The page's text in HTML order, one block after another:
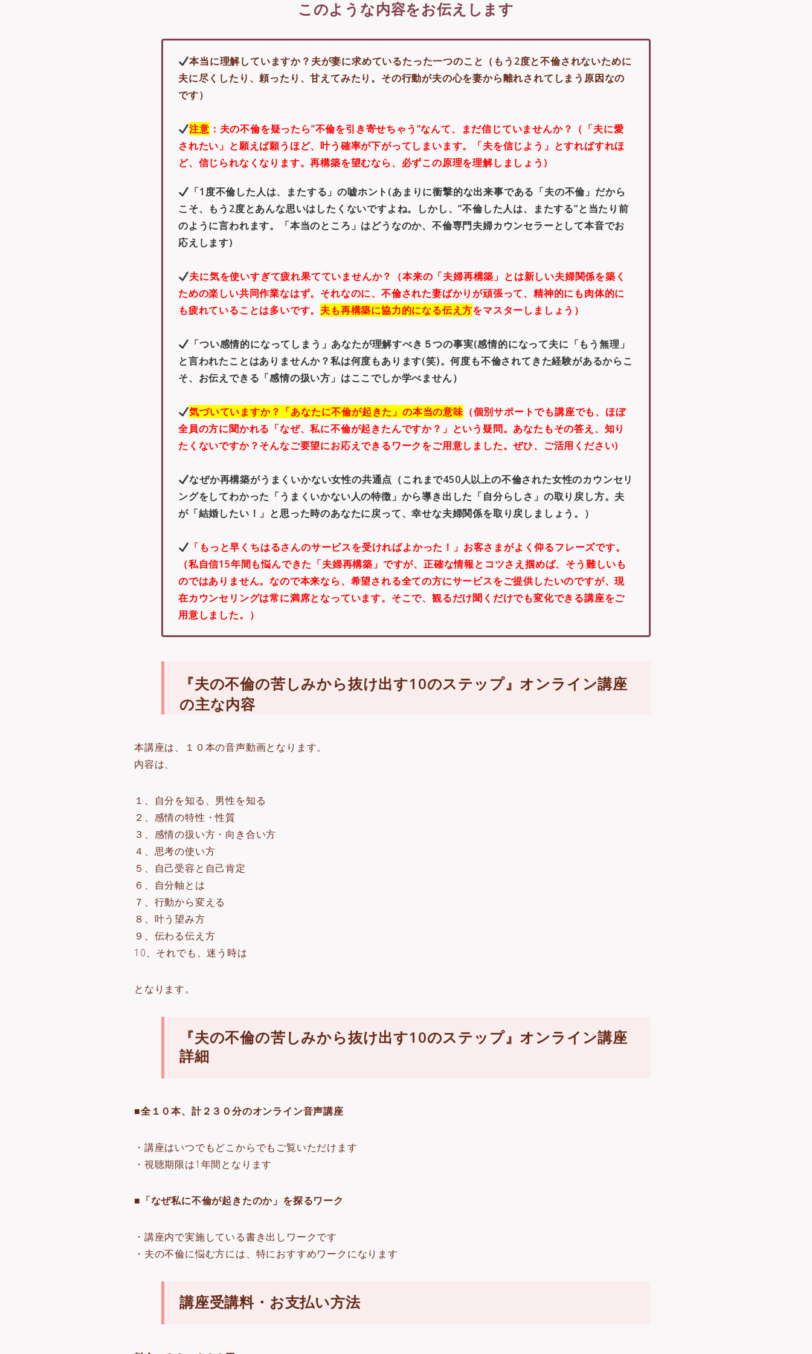
このような内容をお伝えします
本当に理解していますか？夫が妻に求めているたった一つのこと（もう2度と不倫されないために
夫に尽くしたり、頼ったり、甘えてみたり。その行動が夫の心を妻から離れされてしまう原因なの
です）
注意 ：夫の不倫を疑ったら”不倫を引き寄せちゃう”なんて、まだ信じていませんか？（「夫に愛
されたい」と願えば願うほど、叶う確率が下がってしまいます。「夫を信じよう」とすればすれほ
ど、信じられなくなります。再構築を望むなら、必ずこの原理を理解しましょう)
「1度不倫した人は、またする」の嘘ホント(あまりに衝撃的な出来事である「夫の不倫」だから
こそ、もう2度とあんな思いはしたくないですよね。しかし、”不倫した人は、またする”と当たり前
のように言われます。「本当のところ」はどうなのか、不倫専門夫婦カウンセラーとして本音でお
応えします)
夫に気を使いすぎて疲れ果てていませんか？
（本来の「夫婦再構築」とは新しい夫婦関係を築く
ための楽しい共同作業なはず。それなのに、不倫された妻ばかりが頑張って、精神的にも肉体的に
も疲れていることは多いです。 夫も再構築に協力的になる伝え方をマスターしましょう）
「つい感情的になってしまう」あなたが理解すべき５つの事実(感情的になって夫に「もう無理」
と言われたことはありませんか？私は何度もあります(笑)。何度も不倫されてきた経験があるからこ
そ、お伝えできる「感情の扱い方」はここでしか学べません）
気づいていますか？「あなたに不倫が起きた」の本当の意味（個別サポートでも講座でも、ほぼ
全員の方に聞かれる「なぜ、私に不倫が起きたんですか？」という疑問。あなたもその答え、知り
たくないですか？そんなご要望にお応えできるワークをご用意しました。ぜひ、ご活用ください)
なぜか再構築がうまくいかない女性の共通点 （これまで450人以上の不倫された女性のカウンセリ
ングをしてわかった「うまくいかない人の特徴」から導き出した「自分らしさ」の取り戻し方。夫
が「結婚したい！」と思った時のあなたに戻って、幸せな夫婦関係を取り戻しましょう。）
「もっと早くちはるさんのサービスを受ければよかった！」お客さまがよく仰るフレーズです。
（私自信15年間も悩んできた「夫婦再構築」ですが、正確な情報とコツさえ掴めば、そう難しいも
のではありません。なので本来なら、希望される全ての方にサービスをご提供したいのですが、現
在カウンセリングは常に満席となっています。そこで、観るだけ聞くだけでも変化できる講座をご
用意しました。 ）
『夫の不倫の苦しみから抜け出す10のステップ』オンライン講座
の主な内容
本講座は、１０本の音声動画となります。
内容は、
１、自分を知る、男性を知る
２、感情の特性・性質
３、感情の扱い方・向き合い方
４、思考の使い方
５、自己受容と自己肯定
６、自分軸とは
７、行動から変える
８、叶う望み方
９、伝わる伝え方
10、それでも、迷う時は
となります。
『夫の不倫の苦しみから抜け出す10のステップ』オンライン講座
詳細
■全１０本、計２３０分のオンライン音声講座
・講座はいつでもどこからでもご覧いただけます
・視聴期限は1年間となります
■「なぜ私に不倫が起きたのか」を探るワーク
・講座内で実施している書き出しワークです
・夫の不倫に悩む方には、特におすすめワークになります
講座受講料・お支払い方法